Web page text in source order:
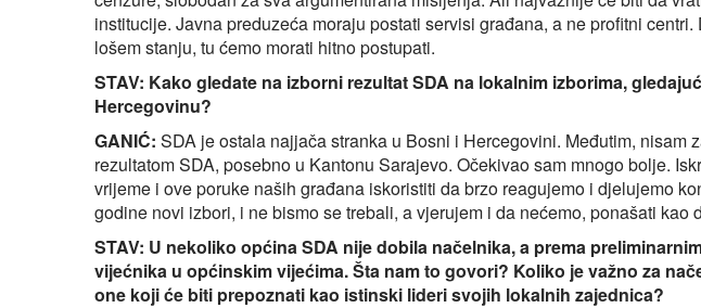
institucije. Javna preduzeća moraju postati servisi građana, a ne profitni
lošem stanju, tu ćemo morati hitno postupati.
STAV: Kako gledate na izborni rezultat SDA na lokalnim izborima,
Hercegovinu?
GANIĆ: SDA je ostala najjača stranka u Bosni i Hercegovini. Međutim, nisam
rezultatom SDA, posebno u Kantonu Sarajevo. Očekivao sam mnogo bolje.
vrijeme i ove poruke naših građana iskoristiti da brzo reagujemo i djelujemo
godine novi izbori, i ne bismo se trebali, a vjerujem i da nećemo, ponašati kao
STAV: U nekoliko općina SDA nije dobila načelnika, a prema
vijećnika u općinskim vijećima. Šta nam to govori? Koliko je važno za
one koji će biti prepoznati kao istinski lideri svojih lokalnih zajednica?